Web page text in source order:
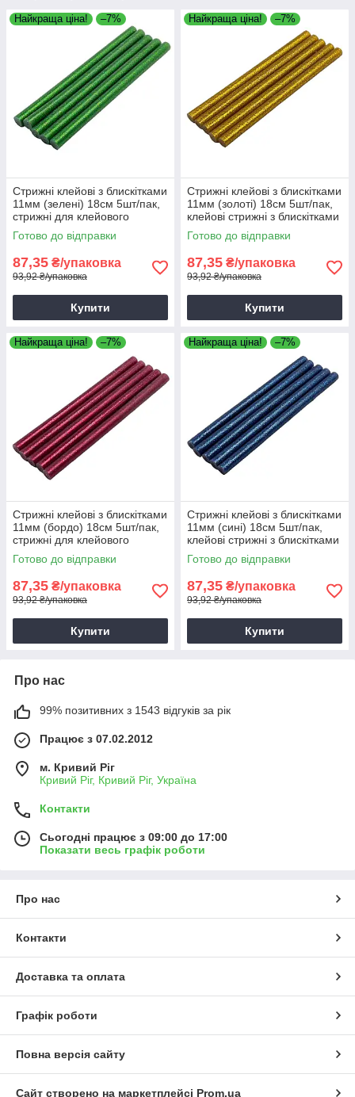
Найкраща ціна! –7%
Стрижні клейові з блискітками
11мм (зелені) 18см 5шт/пак,
стрижні для клейового
пістолета з блискітками
зелені
Готово до відправки
87,35 ₴/упаковка
93,92 ₴/упаковка
Купити
Найкраща ціна! –7%
Стрижні клейові з блискітками
11мм (золоті) 18см 5шт/пак,
клейові стрижні з блискітками
золоті
Готово до відправки
87,35 ₴/упаковка
93,92 ₴/упаковка
Купити
Найкраща ціна! –7%
Стрижні клейові з блискітками
11мм (бордо) 18см 5шт/пак,
стрижні для клейового
пістолета з блискітками
бордо
Готово до відправки
87,35 ₴/упаковка
93,92 ₴/упаковка
Купити
Найкраща ціна! –7%
Стрижні клейові з блискітками
11мм (сині) 18см 5шт/пак,
клейові стрижні з блискітками
сині
Готово до відправки
87,35 ₴/упаковка
93,92 ₴/упаковка
Купити
Про нас
99% позитивних з 1543 відгуків за рік
Працює з 07.02.2012
м. Кривий Ріг
Кривий Ріг, Кривий Ріг, Україна
Контакти
Сьогодні працює з 09:00 до 17:00
Показати весь графік роботи
Про нас
Контакти
Доставка та оплата
Графік роботи
Повна версія сайту
Сайт створено на маркетплейсі Prom.ua